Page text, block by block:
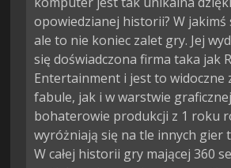
opowiedzianej historii? W
ale to nie koniec zalet gry. Jej
się doświadczona firma taka jak
Entertainment i jest to widoczne
fabule, jak i w warstwie
bohaterowie produkcji z 1 roku
wyróżniają się na tle innych gier
W całej historii gry mającej 360